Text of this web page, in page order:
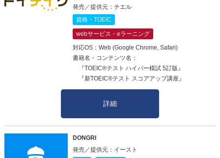
発売／提供元：チエル
資格・TOEIC
webサービス・eラーニング
対応OS：Web (Google Chrome, Safari)
書籍名・コンテンツ名：
『TOEIC®テスト ハイパー模試 5訂版』
『新TOEIC®テスト スコアアップ講座』
詳細
DONGRI
発売／提供元：イースト